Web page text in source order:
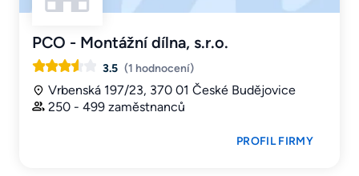
PCO - Montážní dílna, s.r.o.
3.5 (1 hodnocení)
Vrbenská 197/23, 370 01 České Budějovice
250 - 499 zaměstnanců
PROFIL FIRMY